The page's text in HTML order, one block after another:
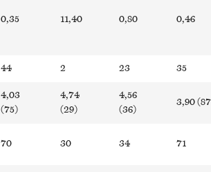
0,35 11,40 0,80 0,46
44 2 23 35
4,03
(75)
4,74
(29)
4,56
(36)
3,90
70 30 34 71